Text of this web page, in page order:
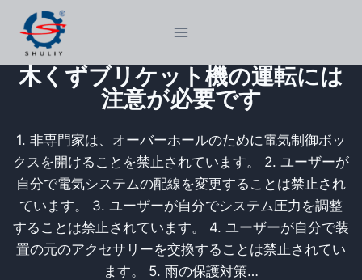
木くずブリケット機の運転には
注意が必要です
1. 非専門家は、オーバーホールのために電気制御ボッ
クスを開けることを禁止されています。 2. ユーザーが
自分で電気システムの配線を変更することは禁止され
ています。 3. ユーザーが自分でシステム圧力を調整
することは禁止されています。 4. ユーザーが自分で装
置の元のアクセサリーを交換することは禁止されてい
ます。 5. 雨の保護対策…